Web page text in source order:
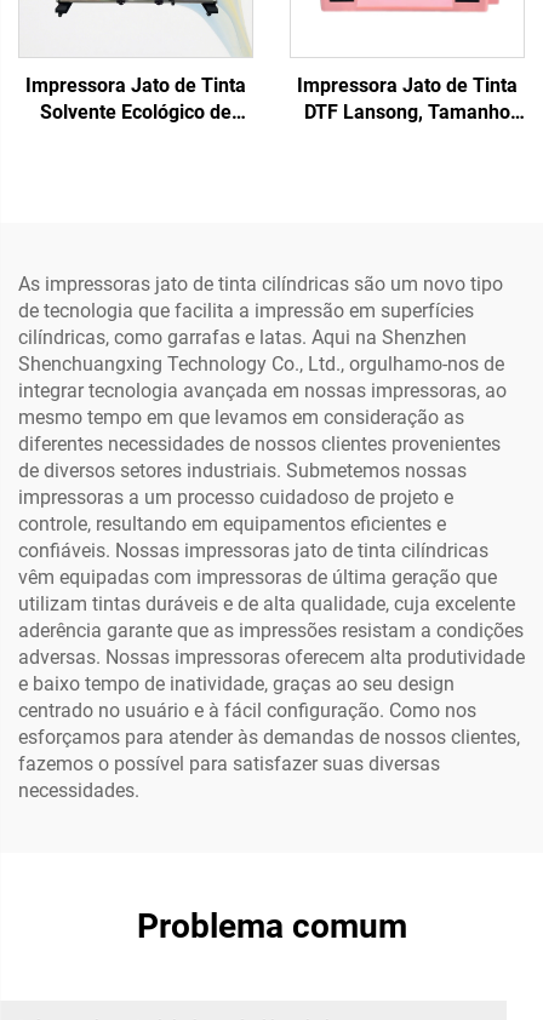
Impressora Jato de Tinta
Solvente Ecológico de
Banners e Adesivos
Impressora Jato de Tinta
DTF Lansong, Tamanho
As impressoras jato de tinta cilíndricas são um novo tipo
de tecnologia que facilita a impressão em superfícies
cilíndricas, como garrafas e latas. Aqui na Shenzhen
Shenchuangxing Technology Co., Ltd., orgulhamo-nos de
integrar tecnologia avançada em nossas impressoras, ao
mesmo tempo em que levamos em consideração as
diferentes necessidades de nossos clientes provenientes
de diversos setores industriais. Submetemos nossas
impressoras a um processo cuidadoso de projeto e
controle, resultando em equipamentos eficientes e
confiáveis. Nossas impressoras jato de tinta cilíndricas
vêm equipadas com impressoras de última geração que
utilizam tintas duráveis e de alta qualidade, cuja excelente
aderência garante que as impressões resistam a condições
adversas. Nossas impressoras oferecem alta produtividade
e baixo tempo de inatividade, graças ao seu design
centrado no usuário e à fácil configuração. Como nos
esforçamos para atender às demandas de nossos clientes,
fazemos o possível para satisfazer suas diversas
necessidades.
Problema comum